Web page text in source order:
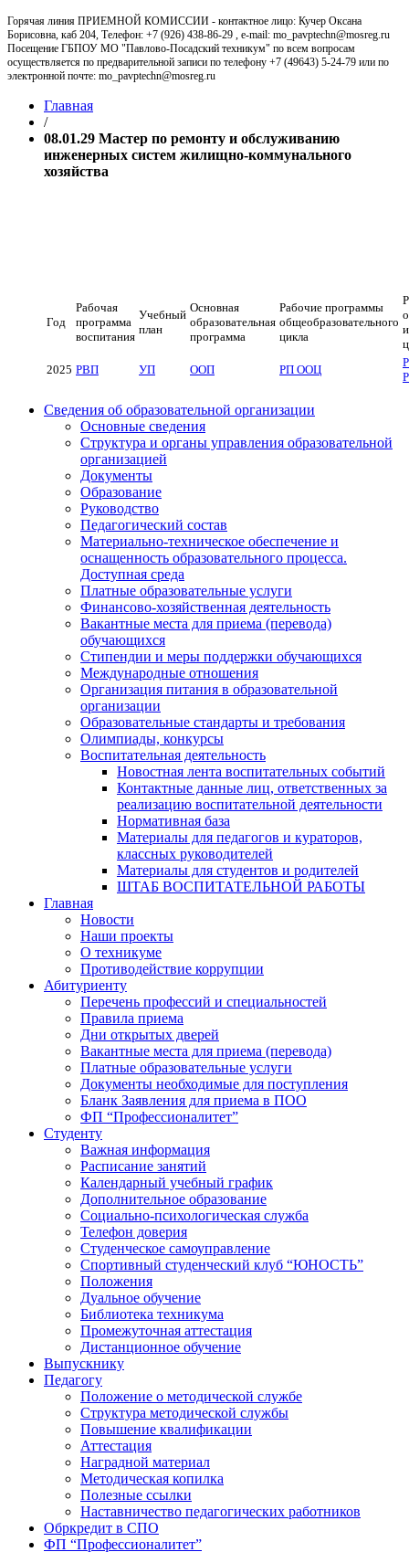
Горячая линия ПРИЕМНОЙ КОМИССИИ - контактное лицо: Кучер Оксана
Борисовна, каб 204, Телефон: +7 (926) 438-86-29 , e-mail: mo_pavptechn@mosreg.ru
Посещение ГБПОУ МО "Павлово-Посадский техникум" по всем вопросам
осуществляется по предварительной записи по телефону +7 (49643) 5-24-79 или по
электронной почте: mo_pavptechn@mosreg.ru
Главная
/
08.01.29 Мастер по ремонту и обслуживанию
инженерных систем жилищно-коммунального
хозяйства
Год
Рабочая
программа
воспитания
Учебный
план
Основная
образовательная
программа
Рабочие программы
общеобразовательного
цикла
2025 РВП УП ООП РП ООЦ
Сведения об образовательной организации
Основные сведения
Структура и органы управления образовательной
организацией
Документы
Образование
Руководство
Педагогический состав
Материально-техническое обеспечение и
оснащенность образовательного процесса.
Доступная среда
Платные образовательные услуги
Финансово-хозяйственная деятельность
Вакантные места для приема (перевода)
обучающихся
Стипендии и меры поддержки обучающихся
Международные отношения
Организация питания в образовательной
организации
Образовательные стандарты и требования
Олимпиады, конкурсы
Воспитательная деятельность
Новостная лента воспитательных событий
Контактные данные лиц, ответственных за
реализацию воспитательной деятельности
Нормативная база
Материалы для педагогов и кураторов,
классных руководителей
Материалы для студентов и родителей
ШТАБ ВОСПИТАТЕЛЬНОЙ РАБОТЫ
Главная
Новости
Наши проекты
О техникуме
Противодействие коррупции
Абитуриенту
Перечень профессий и специальностей
Правила приема
Дни открытых дверей
Вакантные места для приема (перевода)
Платные образовательные услуги
Документы необходимые для поступления
Бланк Заявления для приема в ПОО
ФП “Профессионалитет”
Студенту
Важная информация
Расписание занятий
Календарный учебный график
Дополнительное образование
Социально-психологическая служба
Телефон доверия
Студенческое самоуправление
Спортивный студенческий клуб “ЮНОСТЬ”
Положения
Дуальное обучение
Библиотека техникума
Промежуточная аттестация
Дистанционное обучение
Выпускнику
Педагогу
Положение о методической службе
Структура методической службы
Повышение квалификации
Аттестация
Наградной материал
Методическая копилка
Полезные ссылки
Наставничество педагогических работников
Обркредит в СПО
ФП “Профессионалитет”